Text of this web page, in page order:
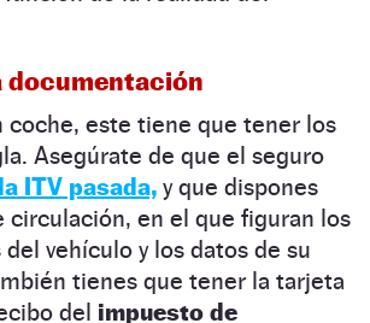
documentación
coche, este tiene que tener los
Asegúrate de que el seguro
la ITV pasada, y que dispones
circulación, en el que figuran los
vehículo y los datos de su
tienes que tener la tarjeta
del impuesto de